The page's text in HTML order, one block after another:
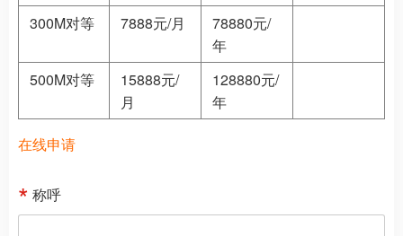
300M对等
7888元/月
78880元/
年
500M对等
15888元/
月
128880元/
年
在线申请
称呼